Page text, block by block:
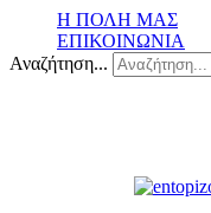
Η ΠΟΛΗ ΜΑΣ
ΕΠΙΚΟΙΝΩΝΙΑ
Αναζήτηση...